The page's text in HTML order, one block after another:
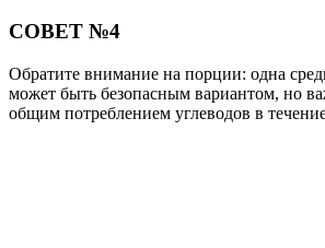
СОВЕТ №4
Обратите внимание на порции: одна
может быть безопасным вариантом, но
общим потреблением углеводов в